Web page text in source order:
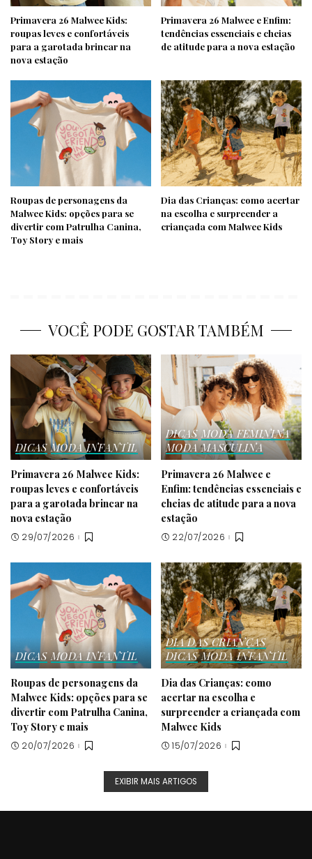
Primavera 26 Malwee Kids:
roupas leves e confortáveis
para a garotada brincar na
nova estação
Primavera 26 Malwee e Enfim:
tendências essenciais e cheias
de atitude para a nova estação
Roupas de personagens da
Malwee Kids: opções para se
divertir com Patrulha Canina,
Toy Story e mais
Dia das Crianças: como acertar
na escolha e surpreender a
criançada com Malwee Kids
VOCÊ PODE GOSTAR TAMBÉM
DICAS MODA INFANTIL
Primavera 26 Malwee Kids:
roupas leves e confortáveis
para a garotada brincar na
nova estação
29/07/2026
DICAS MODA FEMININA
MODA MASCULINA
Primavera 26 Malwee e
Enfim: tendências essenciais e
cheias de atitude para a nova
estação
22/07/2026
DICAS MODA INFANTIL
Roupas de personagens da
Malwee Kids: opções para se
divertir com Patrulha Canina,
Toy Story e mais
20/07/2026
DIA DAS CRIANÇAS
DICAS MODA INFANTIL
Dia das Crianças: como
acertar na escolha e
surpreender a criançada com
Malwee Kids
15/07/2026
EXIBIR MAIS ARTIGOS